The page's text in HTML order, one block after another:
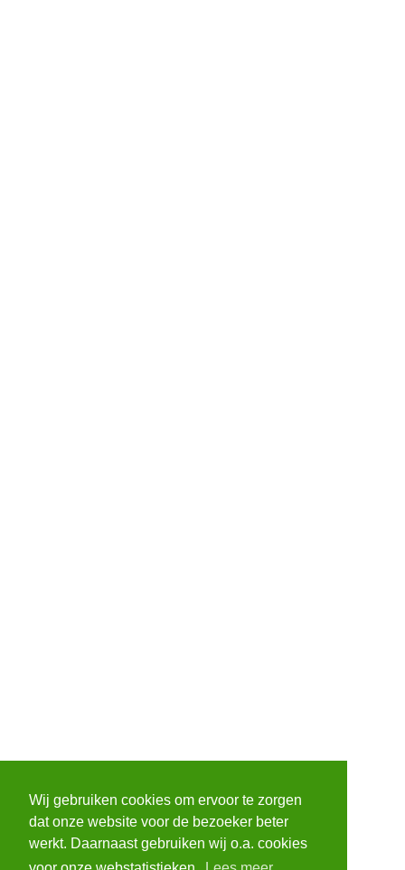
Wij gebruiken cookies om ervoor te zorgen
dat onze website voor de bezoeker beter
werkt. Daarnaast gebruiken wij o.a. cookies